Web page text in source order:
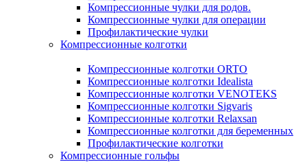
Компрессионные чулки для родов.
Компрессионные чулки для операции
Профилактические чулки
Компрессионные колготки
Компрессионные колготки ORTO
Компрессионные колготки Idealista
Компрессионные колготки VENOTEKS
Компрессионные колготки Sigvaris
Компрессионные колготки Relaxsan
Компрессионные колготки для беременных
Профилактические колготки
Компрессионные гольфы